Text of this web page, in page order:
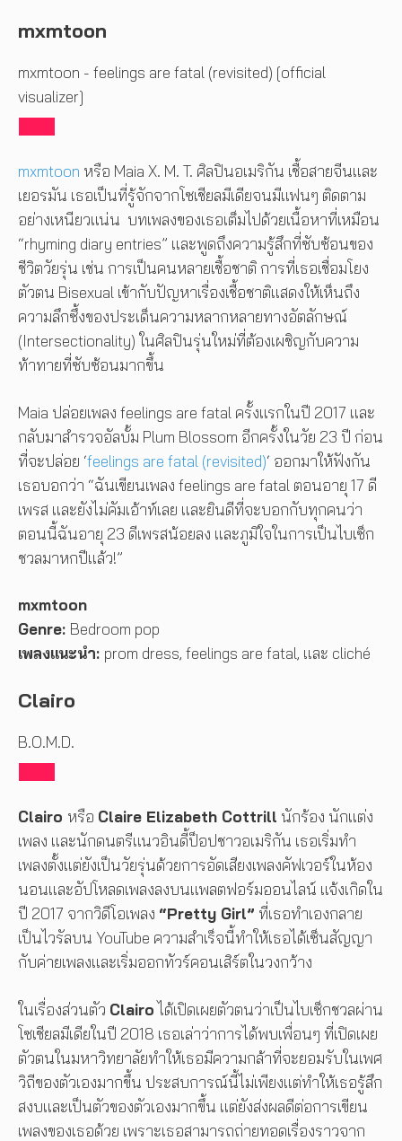
mxmtoon
mxmtoon - feelings are fatal (revisited) [official
visualizer]
mxmtoon หรือ Maia X. M. T. ศิลปินอเมริกัน เชื้อสายจีนและ
เยอรมัน เธอเป็นที่รู้จักจากโซเชียลมีเดียจนมีแฟนๆ ติดตาม
อย่างเหนียวแน่น บทเพลงของเธอเต็มไปด้วยเนื้อหาที่เหมือน
“rhyming diary entries” และพูดถึงความรู้สึกที่ซับซ้อนของ
ชีวิตวัยรุ่น เช่น การเป็นคนหลายเชื้อชาติ การที่เธอเชื่อมโยง
ตัวตน Bisexual เข้ากับปัญหาเรื่องเชื้อชาติแสดงให้เห็นถึง
ความลึกซึ้งของประเด็นความหลากหลายทางอัตลักษณ์
(Intersectionality) ในศิลปินรุ่นใหม่ที่ต้องเผชิญกับความ
ท้าทายที่ซับซ้อนมากขึ้น
Maia ปล่อยเพลง feelings are fatal ครั้งแรกในปี 2017 และ
กลับมาสำรวจอัลบั้ม Plum Blossom อีกครั้งในวัย 23 ปี ก่อน
ที่จะปล่อย ‘feelings are fatal (revisited)‘ ออกมาให้ฟังกัน
เธอบอกว่า “ฉันเขียนเพลง feelings are fatal ตอนอายุ 17 ดี
เพรส และยังไม่คัมเอ้าท์เลย และยินดีที่จะบอกกับทุกคนว่า
ตอนนี้ฉันอายุ 23 ดีเพรสน้อยลง และภูมิใจในการเป็นไบเซ็ก
ชวลมาหกปีแล้ว!”
mxmtoon
Genre: Bedroom pop
เพลงแนะนำ: prom dress, feelings are fatal, และ cliché
Clairo
B.O.M.D.
Clairo หรือ Claire Elizabeth Cottrill นักร้อง นักแต่ง
เพลง และนักดนตรีแนวอินดี้ป็อปชาวอเมริกัน เธอเริ่มทำ
เพลงตั้งแต่ยังเป็นวัยรุ่นด้วยการอัดเสียงเพลงคัฟเวอร์ในห้อง
นอนและอัปโหลดเพลงลงบนแพลตฟอร์มออนไลน์ แจ้งเกิดใน
ปี 2017 จากวิดีโอเพลง “Pretty Girl” ที่เธอทำเองกลาย
เป็นไวรัลบน YouTube ความสำเร็จนี้ทำให้เธอได้เซ็นสัญญา
กับค่ายเพลงและเริ่มออกทัวร์คอนเสิร์ตในวงกว้าง
ในเรื่องส่วนตัว Clairoได้เปิดเผยตัวตนว่าเป็นไบเซ็กชวลผ่าน
โซเชียลมีเดียในปี 2018 เธอเล่าว่าการได้พบเพื่อนๆ ที่เปิดเผย
ตัวตนในมหาวิทยาลัยทำให้เธอมีความกล้าที่จะยอมรับในเพศ
วิถีของตัวเองมากขึ้น ประสบการณ์นี้ไม่เพียงแต่ทำให้เธอรู้สึก
สงบและเป็นตัวของตัวเองมากขึ้น แต่ยังส่งผลดีต่อการเขียน
เพลงของเธอด้วย เพราะเธอสามารถถ่ายทอดเรื่องราวจาก